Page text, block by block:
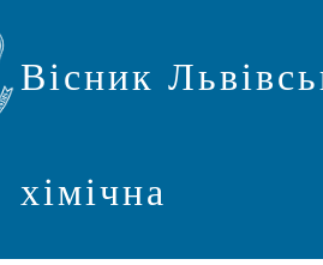
Вісник
хімічна